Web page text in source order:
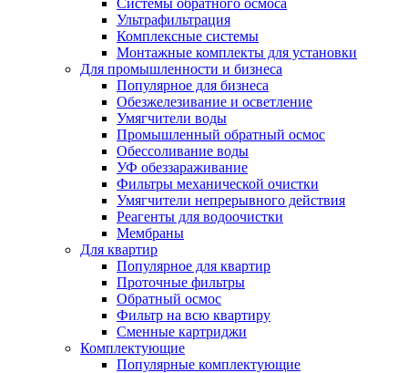
Ультрафильтрация
Комплексные системы
Монтажные комплекты для установки
Для промышленности и бизнеса
Популярное для бизнеса
Обезжелезивание и осветление
Умягчители воды
Промышленный обратный осмос
Обессоливание воды
УФ обеззараживание
Фильтры механической очистки
Умягчители непрерывного действия
Реагенты для водоочистки
Мембраны
Для квартир
Популярное для квартир
Проточные фильтры
Обратный осмос
Фильтр на всю квартиру
Сменные картриджи
Комплектующие
Популярные комплектующие